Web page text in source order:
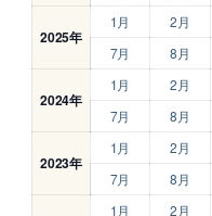
2025年
1月 2月
7月
8月
2024年
1月 2月
7月
8月
2023年
1月 2月
7月
8月
1月 2月